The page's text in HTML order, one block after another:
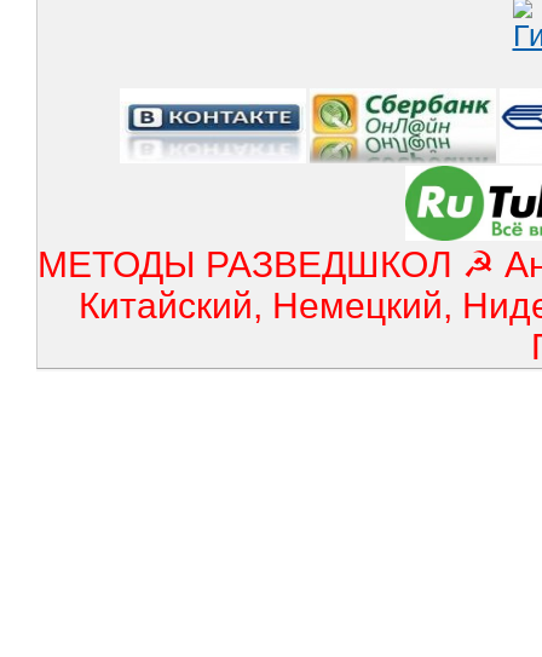
МЕТОДЫ РАЗВЕДШКОЛ ☭
Китайский, Немецкий,